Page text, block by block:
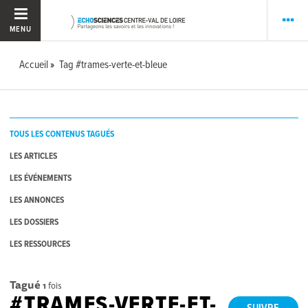
MENU
Accueil Tag #trames-verte-et-bleue
TOUS LES CONTENUS TAGUÉS
LES ARTICLES
LES ÉVÉNEMENTS
LES ANNONCES
LES DOSSIERS
LES RESSOURCES
Tagué 1 fois